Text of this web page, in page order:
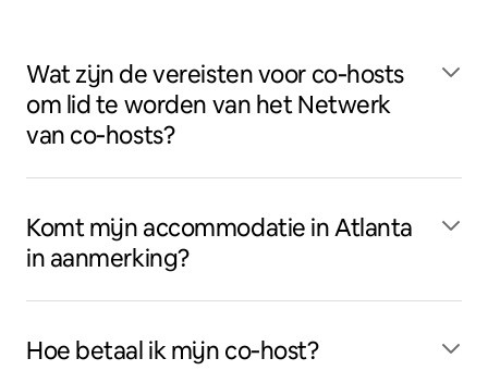
Wat zijn de vereisten voor co‑hosts
om lid te worden van het Netwerk
van co‑hosts?
Komt mijn accommodatie in Atlanta
in aanmerking?
Hoe betaal ik mijn co‑host?